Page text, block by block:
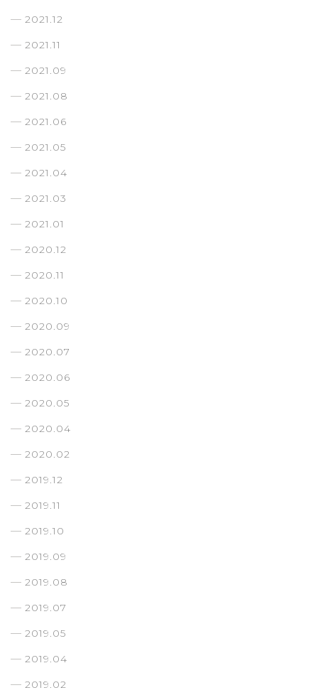
2021.12
2021.11
2021.09
2021.08
2021.06
2021.05
2021.04
2021.03
2021.01
2020.12
2020.11
2020.10
2020.09
2020.07
2020.06
2020.05
2020.04
2020.02
2019.12
2019.11
2019.10
2019.09
2019.08
2019.07
2019.05
2019.04
2019.02